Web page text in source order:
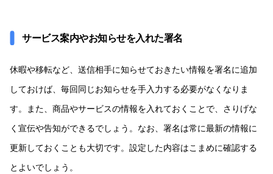
サービス案内やお知らせを入れた署名
休暇や移転など、送信相手に知らせておきたい情報を署名に追加
しておけば、毎回同じお知らせを手入力する必要がなくなりま
す。また、商品やサービスの情報を入れておくことで、さりげな
く宣伝や告知ができるでしょう。なお、署名は常に最新の情報に
更新しておくことも大切です。設定した内容はこまめに確認する
とよいでしょう。